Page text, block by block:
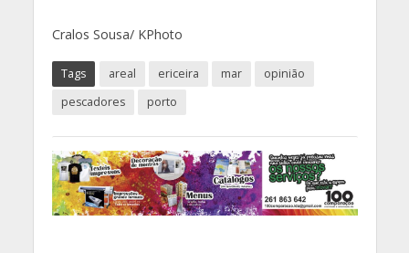
Cralos Sousa/ KPhoto
Tags areal ericeira mar
opinião
pescadores
porto